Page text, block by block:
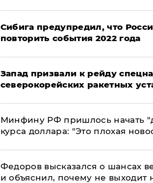
Сибига предупредил, что
повторить события 2022 года
Запад призвали к рейду
северокорейских ракетных
Минфину РФ пришлось начать
курса доллара: "Это плохая
Федоров высказался о шансах
и объяснил, почему не выходит